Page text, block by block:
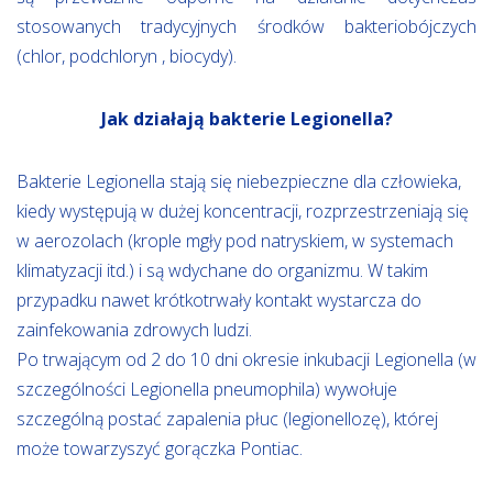
stosowanych tradycyjnych środków bakteriobójczych
(chlor, podchloryn , biocydy).
Jak działają bakterie Legionella?
Bakterie Legionella stają się niebezpieczne dla człowieka,
kiedy występują w dużej koncentracji, rozprzestrzeniają się
w aerozolach (krople mgły pod natryskiem, w systemach
klimatyzacji itd.) i są wdychane do organizmu. W takim
przypadku nawet krótkotrwały kontakt wystarcza do
zainfekowania zdrowych ludzi.
Po trwającym od 2 do 10 dni okresie inkubacji Legionella (w
szczególności Legionella pneumophila) wywołuje
szczególną postać zapalenia płuc (legionellozę), której
może towarzyszyć gorączka Pontiac.